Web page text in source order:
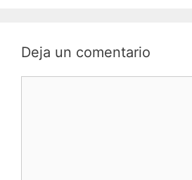
a
a
s
Deja un comentario